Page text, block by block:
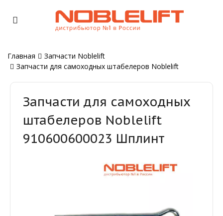
Главная
Запчасти Noblelift
Запчасти для самоходных штабелеров Noblelift
Запчасти для самоходных
штабелеров Noblelift
910600600023 Шплинт